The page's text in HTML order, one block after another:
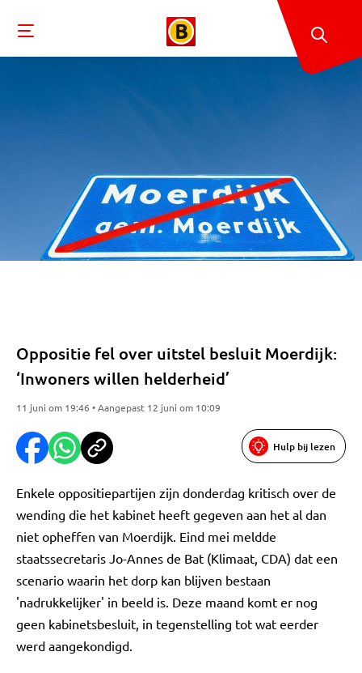
Oppositie fel over uitstel besluit Moerdijk:
‘Inwoners willen helderheid’
11 juni om 19:46 • Aangepast 12 juni om 10:09
Hulp bij lezen
Enkele oppositiepartijen zijn donderdag kritisch over de
wending die het kabinet heeft gegeven aan het al dan
niet opheffen van Moerdijk. Eind mei meldde
staatssecretaris Jo-Annes de Bat (Klimaat, CDA) dat een
scenario waarin het dorp kan blijven bestaan
'nadrukkelijker' in beeld is. Deze maand komt er nog
geen kabinetsbesluit, in tegenstelling tot wat eerder
werd aangekondigd.